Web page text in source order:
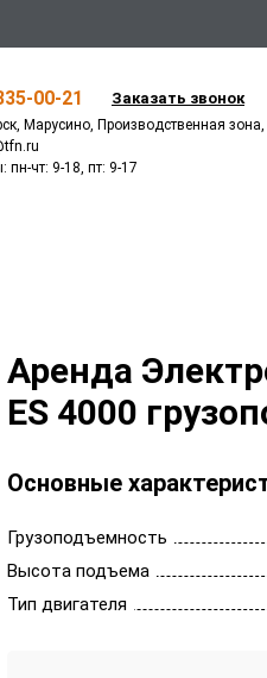
00-21 Заказать звонок
Марусино, Производственная зона,
пн-чт: 9-18, пт: 9-17
Аренда
ES 4000
Основные
Грузоподъемность
Высота подъема
Тип двигателя